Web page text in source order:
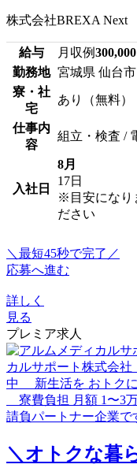
株式会社BREXA Next
給与 月収例300,000
勤務地 宮城県 仙台市
寮・社
宅
あり（無料）
仕事内
容
組立・検査 /
入社日
8月
17日
※目安になり
ださい
＼最短45秒で完了／
応募へ進む
詳しく
見る
プレミア求人
＼オトクな暮